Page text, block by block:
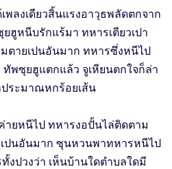
พลงเดียวสิ้นแรงอาวุธพลัดตกจาก
ยฮูหนีบรักแร้มา ทหารเตียวเปา
ายเปนอันมาก ทหารซึ่งหนีไป
ทัพซุยฮูแตกแล้ว จูเหียนตกใจก็ล่า
ระมาณหกร้อยเส้น
ยหนีไป ทหารงอปั้นไล่ติดตาม
ปนอันมาก ซุนหวนพาทหารหนีไป
งปวงว่า เห็นบ้านใดตำบลใดมี